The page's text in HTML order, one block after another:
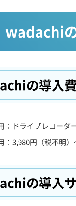
wadachi
の導入
：ドライブレコーダ
：3,980円（税不明
の導入